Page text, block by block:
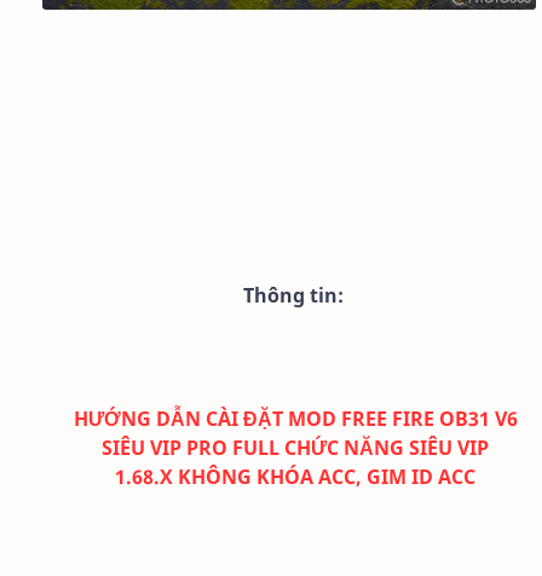
Thông tin:
HƯỚNG DẪN CÀI ĐẶT MOD FREE FIRE OB31 V6
SIÊU VIP PRO FULL CHỨC NĂNG SIÊU VIP
1.68.X KHÔNG KHÓA ACC, GIM ID ACC